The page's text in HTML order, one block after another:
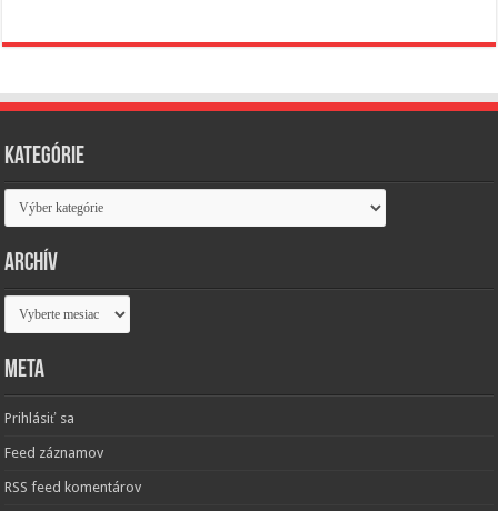
Kategórie
Kategórie
Archív
Archív
Meta
Prihlásiť sa
Feed záznamov
RSS feed komentárov